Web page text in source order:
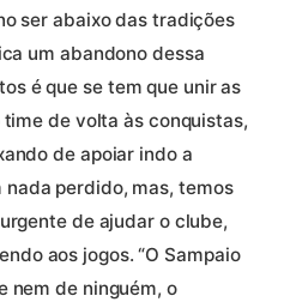
ser abaixo das tradições
um abandono dessa
é que se tem que unir as
de volta às conquistas,
de apoiar indo a
perdido, mas, temos
de ajudar o clube,
aos jogos. “O Sampaio
nem de ninguém, o